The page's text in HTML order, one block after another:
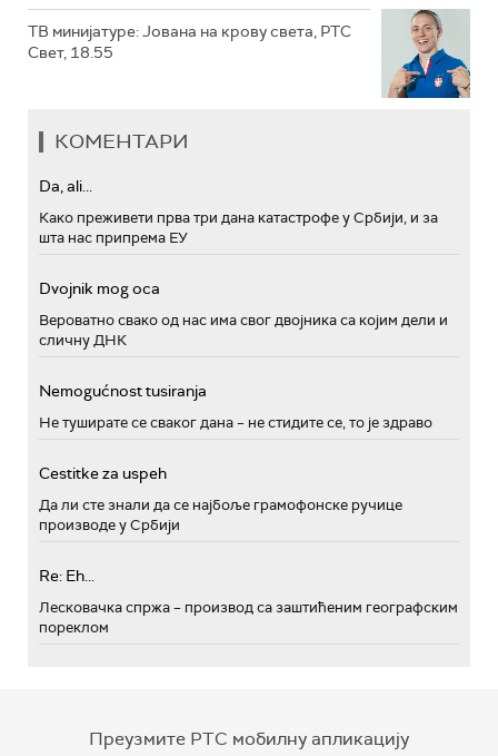
ТВ минијатуре: Јована на крову света, РТС
Свет, 18.55
КОМЕНТАРИ
Da, ali...
Како преживети прва три дана катастрофе у Србији, и за
шта нас припрема ЕУ
Dvojnik mog oca
Вероватно свако од нас има свог двојника са којим дели и
сличну ДНК
Nemogućnost tusiranja
Не туширате се сваког дана – не стидите се, то је здраво
Cestitke za uspeh
Да ли сте знали да се најбоље грамофонске ручице
производе у Србији
Re: Eh...
Лесковачка спржа – производ са заштићеним географским
пореклом
Преузмите РТС мобилну апликацију